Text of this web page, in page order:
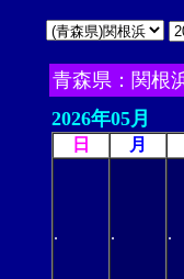
青森県：関根
2026年05月
日 月
. . .